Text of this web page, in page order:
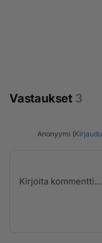
Vastaukset 3
Anonyymi (Kirjaudu